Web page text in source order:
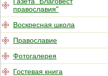
православия"
Воскресная школа
Православие
Фотогалерея
Гостевая книга